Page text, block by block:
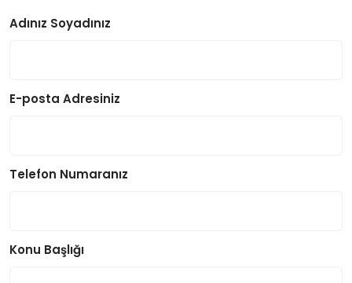
Adınız Soyadınız
E-posta Adresiniz
Telefon Numaranız
Konu Başlığı